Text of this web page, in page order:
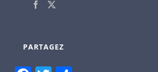
PARTAGEZ